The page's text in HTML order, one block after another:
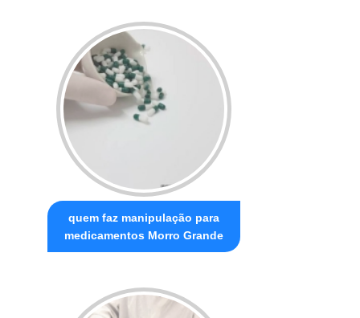
quem faz manipulação para
medicamentos Morro Grande